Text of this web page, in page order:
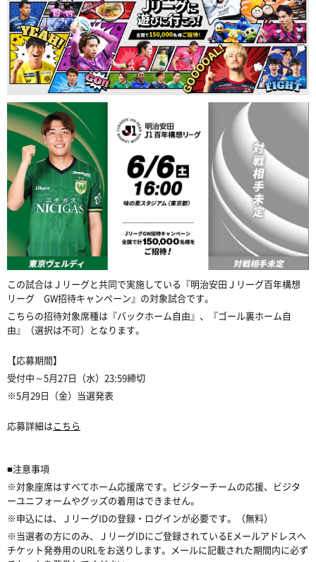
この試合はＪリーグと共同で実施している『明治安田Ｊリーグ百年構想
リーグ GW招待キャンペーン』の対象試合です。
こちらの招待対象席種は『バックホーム自由』、『ゴール裏ホーム自
由』（選択は不可）となります。
【応募期間】
受付中～5月27日（水）23:59締切
※5月29日（金）当選発表
応募詳細はこちら
■注意事項
※対象座席はすべてホーム応援席です。ビジターチームの応援、ビジタ
ーユニフォームやグッズの着用はできません。
※申込には、ＪリーグIDの登録・ログインが必要です。（無料）
※当選者の方にのみ、ＪリーグIDにご登録されているEメールアドレスへ
チケット発券用のURLをお送りします。メールに記載された期間内に必ず